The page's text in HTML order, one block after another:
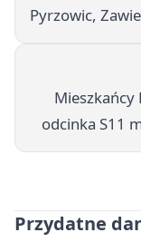
Pyrzowic,
odcinka S11
Przydatne